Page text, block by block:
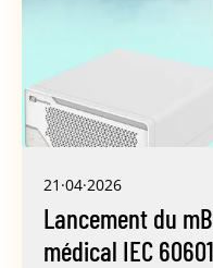
21·04·2026
Lancement du
médical IEC